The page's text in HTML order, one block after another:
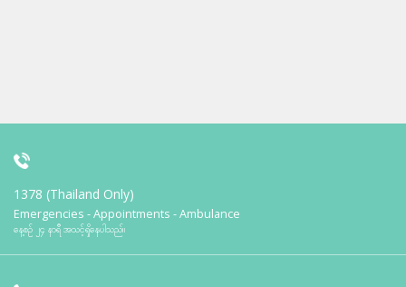
1378 (Thailand Only)
Emergencies - Appointments - Ambulance
နေ့စဉ် ၂၄ နာရီ အသင့်ရှိနေပါသည်။